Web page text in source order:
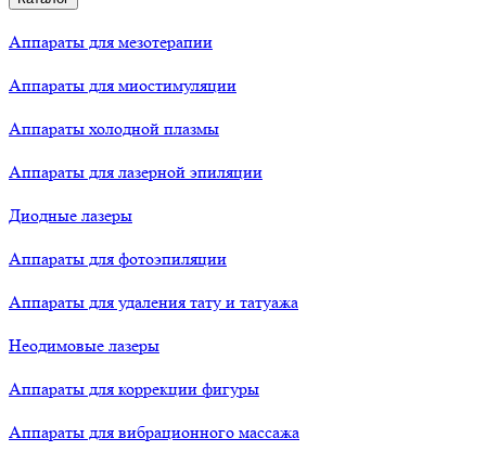
Аппараты для мезотерапии
Аппараты для миостимуляции
Аппараты холодной плазмы
Аппараты для лазерной эпиляции
Диодные лазеры
Аппараты для фотоэпиляции
Аппараты для удаления тату и татуажа
Неодимовые лазеры
Аппараты для коррекции фигуры
Аппараты для вибрационного массажа